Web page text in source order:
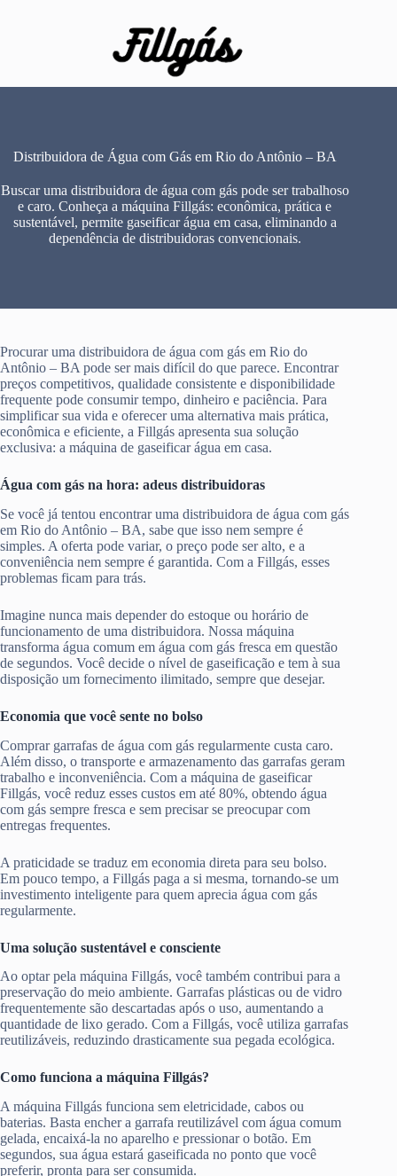
Distribuidora de Água com Gás em Rio do Antônio – BA
Buscar uma distribuidora de água com gás pode ser trabalhoso
e caro. Conheça a máquina Fillgás: econômica, prática e
sustentável, permite gaseificar água em casa, eliminando a
dependência de distribuidoras convencionais.
Procurar uma distribuidora de água com gás em Rio do
Antônio – BA pode ser mais difícil do que parece. Encontrar
preços competitivos, qualidade consistente e disponibilidade
frequente pode consumir tempo, dinheiro e paciência. Para
simplificar sua vida e oferecer uma alternativa mais prática,
econômica e eficiente, a Fillgás apresenta sua solução
exclusiva: a máquina de gaseificar água em casa.
Água com gás na hora: adeus distribuidoras
Se você já tentou encontrar uma distribuidora de água com gás
em Rio do Antônio – BA, sabe que isso nem sempre é
simples. A oferta pode variar, o preço pode ser alto, e a
conveniência nem sempre é garantida. Com a Fillgás, esses
problemas ficam para trás.
Imagine nunca mais depender do estoque ou horário de
funcionamento de uma distribuidora. Nossa máquina
transforma água comum em água com gás fresca em questão
de segundos. Você decide o nível de gaseificação e tem à sua
disposição um fornecimento ilimitado, sempre que desejar.
Economia que você sente no bolso
Comprar garrafas de água com gás regularmente custa caro.
Além disso, o transporte e armazenamento das garrafas geram
trabalho e inconveniência. Com a máquina de gaseificar
Fillgás, você reduz esses custos em até 80%, obtendo água
com gás sempre fresca e sem precisar se preocupar com
entregas frequentes.
A praticidade se traduz em economia direta para seu bolso.
Em pouco tempo, a Fillgás paga a si mesma, tornando-se um
investimento inteligente para quem aprecia água com gás
regularmente.
Uma solução sustentável e consciente
Ao optar pela máquina Fillgás, você também contribui para a
preservação do meio ambiente. Garrafas plásticas ou de vidro
frequentemente são descartadas após o uso, aumentando a
quantidade de lixo gerado. Com a Fillgás, você utiliza garrafas
reutilizáveis, reduzindo drasticamente sua pegada ecológica.
Como funciona a máquina Fillgás?
A máquina Fillgás funciona sem eletricidade, cabos ou
baterias. Basta encher a garrafa reutilizável com água comum
gelada, encaixá-la no aparelho e pressionar o botão. Em
segundos, sua água estará gaseificada no ponto que você
preferir, pronta para ser consumida.